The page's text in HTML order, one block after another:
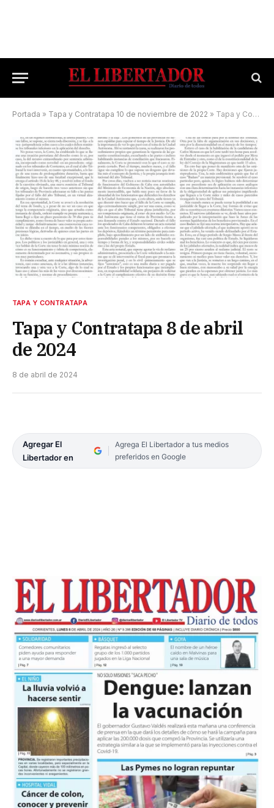
Portada » Tapa y Contratapa 10 de noviembre de 2022 » Tapa y Contratapa 8 de abril de 2024
TAPA Y CONTRATAPA
Tapa y Contratapa 8 de abril
de 2024
8 de abril de 2024
Agregar El
Libertador en
Agrega El Libertador a tus medios
preferidos en Google